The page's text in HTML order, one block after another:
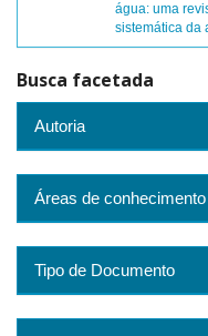
água: uma
sistemática da
Busca facetada
Autoria
Áreas de conhecimento
Tipo de Documento